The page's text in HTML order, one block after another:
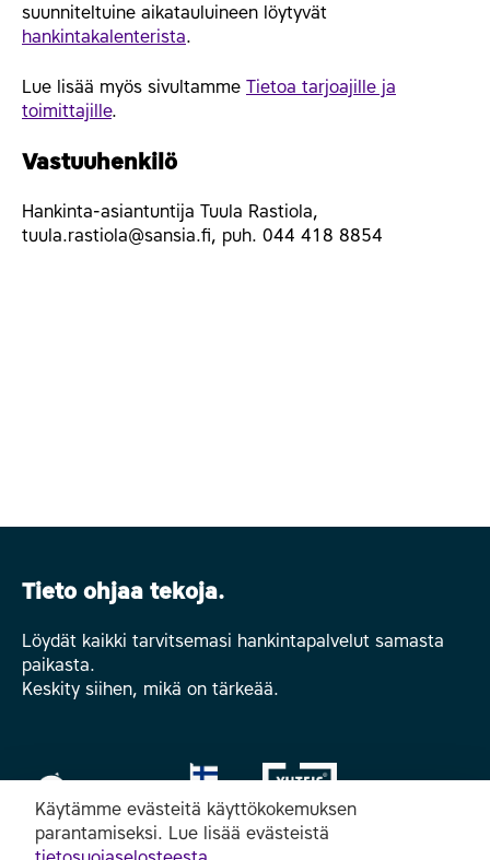
suunniteltuine aikatauluineen löytyvät
hankintakalenterista.
Lue lisää myös sivultamme Tietoa tarjoajille ja
toimittajille.
Vastuuhenkilö
Hankinta-asiantuntija Tuula Rastiola,
tuula.rastiola@sansia.fi, puh. 044 418 8854
Tieto ohjaa tekoja.
Löydät kaikki tarvitsemasi hankintapalvelut samasta
paikasta.
Keskity siihen, mikä on tärkeää.
Käytämme evästeitä käyttökokemuksen
parantamiseksi. Lue lisää evästeistä